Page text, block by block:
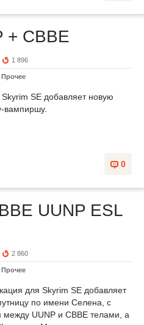
+ CBBE
1 896
Прочее
SE добавляет новую
вампиршу.
0
UUNP ESL
2 860
Прочее
для Skyrim SE добавляет
по имени Селена, с
между UUNP и CBBE телами, а